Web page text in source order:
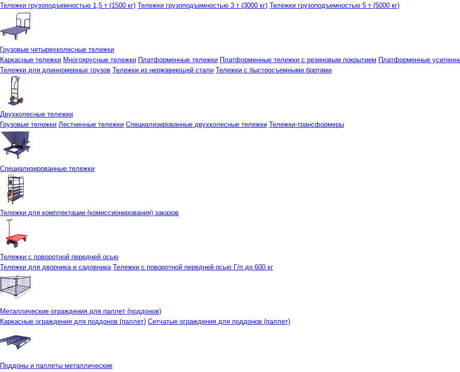
Тележки грузоподъемностью 1,5 т (1500 кг) Тележки грузоподъемностью 3 т (3000 кг) Тележки грузоподъемностью 5 т (5000 кг)
Грузовые четырехколесные тележки
Каркасные тележки Многоярусные тележки Платформенные тележки Платформенные тележки с резиновым покрытием Платформенные
Тележки для длинномерных грузов Тележки из нержавеющей стали Тележки с быстросъемными бортами
Двухколесные тележки
Грузовые тележки Лестничные тележки Специализированные двухколесные тележки Тележки-трансформеры
Специализированные тележки
Тележки для комплектации (комиссионирования) заказов
Тележки с поворотной передней осью
Тележки для дворника и садовника Тележки с поворотной передней осью Г/п до 600 кг
Металлические ограждения для паллет (поддонов)
Каркасные ограждения для поддонов (паллет) Сетчатые ограждения для поддонов (паллет)
Поддоны и паллеты металлические